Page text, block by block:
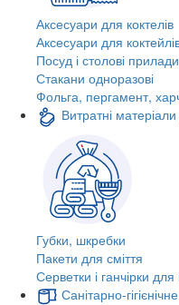
Аксесуари для коктелів
Аксесуари для
Посуд і столові
Стакани одноразові
Фольга, пергамент,
Витратні
Губки, шкребки
Пакети для сміття
Серветки і ганчірки
Санітарно-